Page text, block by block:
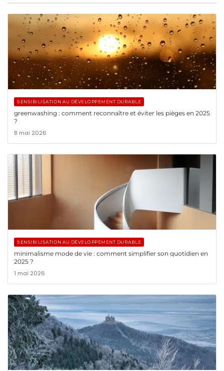
SENSIBILISATION AU DÉVELOPPEMENT DURABLE
greenwashing : comment reconnaître et éviter les pièges en 2025
?
8 mai 2026
SENSIBILISATION AU DÉVELOPPEMENT DURABLE
minimalisme mode de vie : comment simplifier son quotidien en
2025 ?
1 mai 2026